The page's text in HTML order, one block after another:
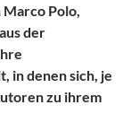
Polo,
der
in denen sich, je
zu ihrem